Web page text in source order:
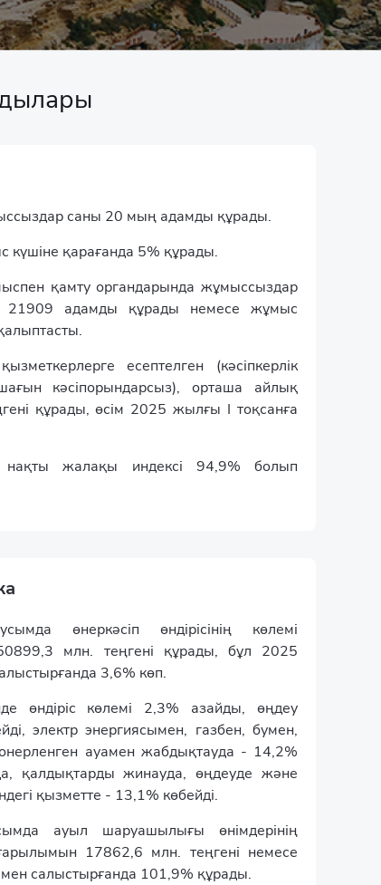
саны 20 мың адамды құрады.
қарағанда 5% құрады.
қамту органдарында жұмыссыздар
21909 адамды құрады немесе жұмыс
есептелген (кәсіпкерлік
кәсіпорындарсыз), орташа айлық
құрады, өсім 2025 жылғы І тоқсанға
жалақы индексі 94,9% болып
өнеркәсіп өндірісінің көлемі
млн. теңгені құрады, бұл 2025
3,6% көп.
өндіріс көлемі 2,3% азайды, өңдеу
электр энергиясымен, газбен, бумен,
ауамен жабдықтауда - 14,2%
қалдықтарды жинауда, өңдеуде және
қызметте - 13,1% көбейді.
ауыл шаруашылығы өнімдерінің
17862,6 млн. теңгені немесе
салыстырғанда 101,9% құрады.